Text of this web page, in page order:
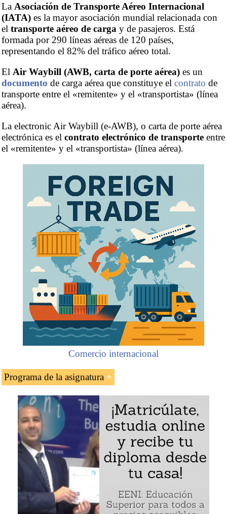
La Asociación de Transporte Aéreo Internacional
(IATA) es la mayor asociación mundial relacionada con
el transporte aéreo de carga y de pasajeros. Está
formada por 290 líneas aéreas de 120 países,
representando el 82% del tráfico aéreo total.
El Air Waybill (AWB, carta de porte aérea) es un
documento de carga aérea que constituye el contrato de
transporte entre el «remitente» y el «transportista» (línea
aérea).
La electronic Air Waybill (e-AWB), o carta de porte aérea
electrónica es el contrato electrónico de transporte entre
el «remitente» y el «transportista» (línea aérea).
Comercio internacional
Programa de la asignatura
Introducción a la Asociación Internacional de
Transporte Aéreo (IATA)
Historia de la IATA
Programas de Carga Aérea de la IATA
La carta de porte aérea electrónica (e-AWB Airway
Bill). Resolución electrónica de la carta de porte
aérea
Programa de e-Carga. Carga interactiva